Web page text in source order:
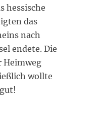
hessische
das
nach
endete. Die
Heimweg
wollte